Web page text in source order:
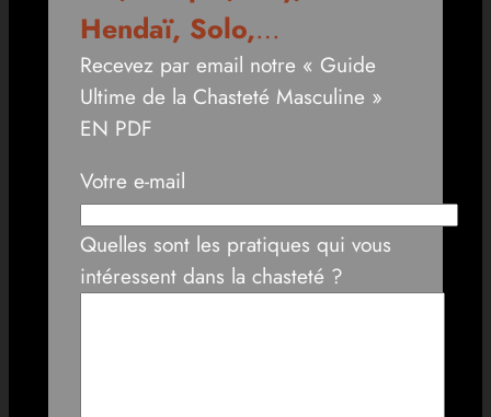
Hendaï, Solo,…
Recevez par email notre « Guide
Ultime de la Chasteté Masculine »
EN PDF
Votre e-mail
Quelles sont les pratiques qui vous
intéressent dans la chasteté ?